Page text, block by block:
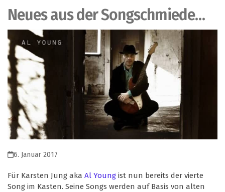
Neues aus der Songschmiede…
6. Januar 2017
Für Karsten Jung aka Al Young ist nun bereits der vierte
Song im Kasten. Seine Songs werden auf Basis von alten